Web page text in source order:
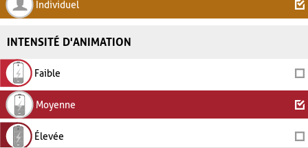
Individuel
INTENSITÉ D'ANIMATION
Faible
Moyenne
Élevée